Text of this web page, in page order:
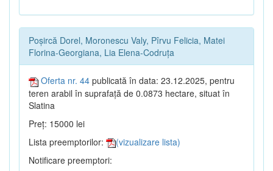
Poșircă Dorel, Moronescu Valy, Pîrvu Felicia, Matei
Florina-Georgiana, Lia Elena-Codruța
Oferta nr. 44 publicată în data: 23.12.2025, pentru
teren arabil în suprafață de 0.0873 hectare, situat în
Slatina
Preț: 15000 lei
Lista preemptorilor:
(vizualizare lista)
Notificare preemptori: